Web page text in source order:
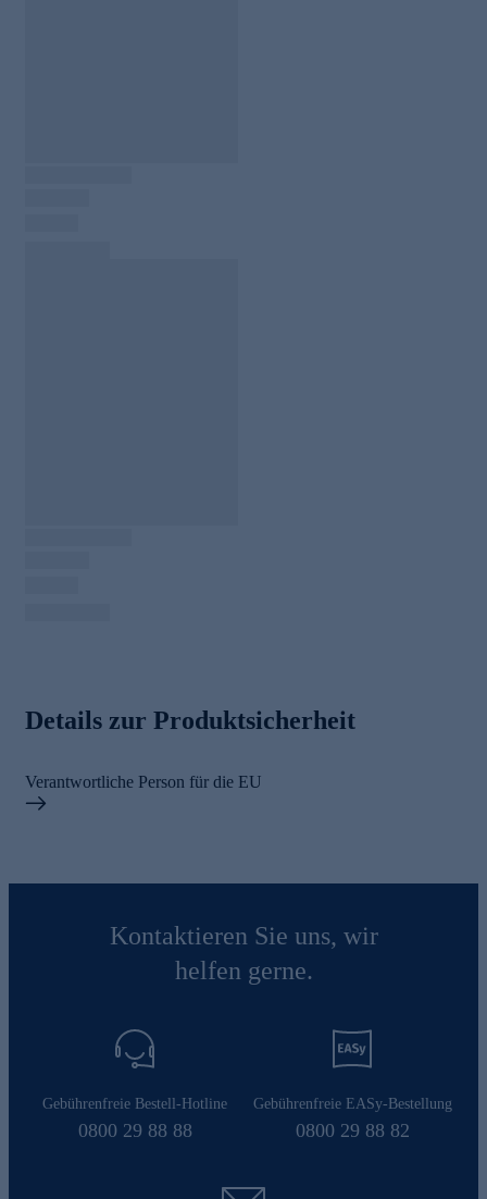
Details zur Produktsicherheit
Verantwortliche Person für die EU
Kontaktieren Sie uns, wir
helfen gerne.
Gebührenfreie Bestell-Hotline
0800 29 88 88
Gebührenfreie EASy-Bestellung
0800 29 88 82